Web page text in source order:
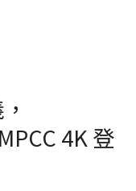
4K 登